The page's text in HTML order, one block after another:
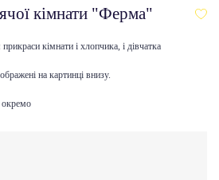
кімнати "Ферма"
кімнати і хлопчика, і дівчатка
на картинці внизу.
окремо